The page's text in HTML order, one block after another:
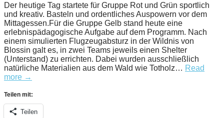
Der heutige Tag startete für Gruppe Rot und Grün sportlich
und kreativ. Basteln und ordentliches Auspowern vor dem
Mittagessen.Für die Gruppe Gelb stand heute eine
erlebnispädagogische Aufgabe auf dem Programm. Nach
einem simulierten Flugzeugabsturz in der Wildnis von
Blossin galt es, in zwei Teams jeweils einen Shelter
(Unterstand) zu errichten. Dabei wurden ausschließlich
natürliche Materialien aus dem Wald wie Totholz… Read
more →
Teilen mit:
Teilen